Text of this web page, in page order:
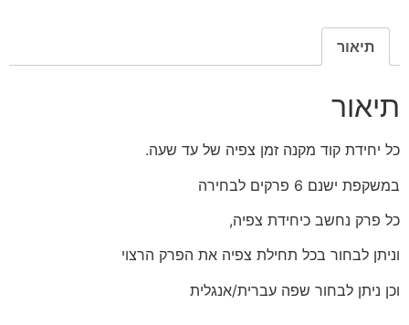
תיאור
תיאור
כל יחידת קוד מקנה זמן צפיה של עד שעה.
במשקפת ישנם 6 פרקים לבחירה
כל פרק נחשב כיחידת צפיה,
וניתן לבחור בכל תחילת צפיה את הפרק הרצוי
וכן ניתן לבחור שפה עברית/אנגלית